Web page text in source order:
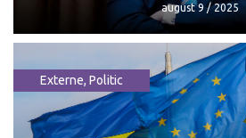
august 9 / 2025
Întâlnirea Trump -
va avea
Externe, Politic